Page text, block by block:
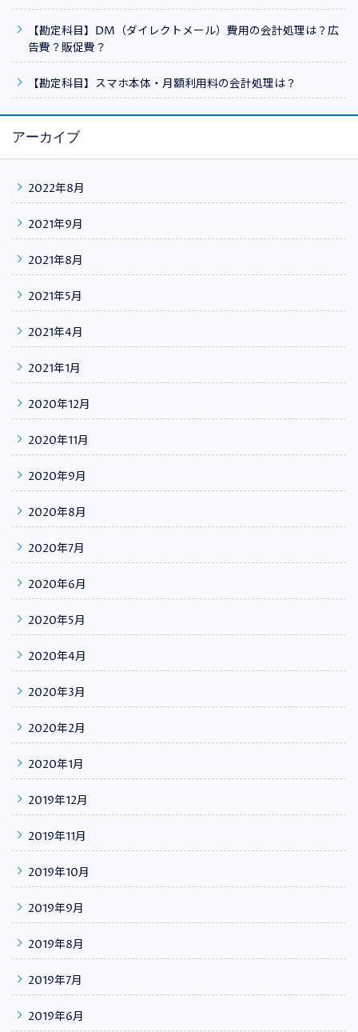
【勘定科目】DM（ダイレクトメール）費用の会計処理は？広
告費？販促費？
【勘定科目】スマホ本体・月額利用料の会計処理は？
アーカイブ
2022年8月
2021年9月
2021年8月
2021年5月
2021年4月
2021年1月
2020年12月
2020年11月
2020年9月
2020年8月
2020年7月
2020年6月
2020年5月
2020年4月
2020年3月
2020年2月
2020年1月
2019年12月
2019年11月
2019年10月
2019年9月
2019年8月
2019年7月
2019年6月